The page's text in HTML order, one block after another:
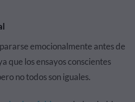
emocionalmente antes de
que los ensayos conscientes
no todos son iguales.